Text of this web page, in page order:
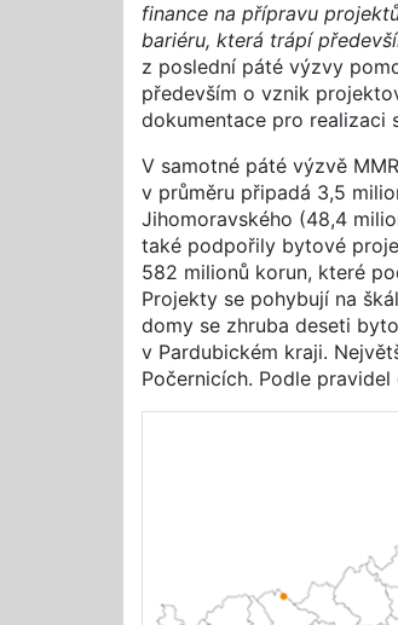
finance na přípravu
bariéru, která trápí
z poslední páté výzvy
především o vznik
dokumentace pro realizaci
V samotné páté výzvě
v průměru připadá 3,5
Jihomoravského (48,4
také podpořily bytové
582 milionů korun, které
Projekty se pohybují na
domy se zhruba deseti
v Pardubickém kraji.
Počernicích. Podle